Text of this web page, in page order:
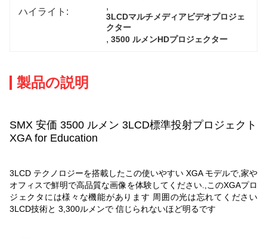
ハイライト: ,
3LCDマルチメディアビデオプロジェ
クター
, 3500 ルメンHDプロジェクター
製品の説明
SMX 安価 3500 ルメン 3LCD標準投射プロジェクト
XGA for Education
3LCD テクノロジーを搭載したこの使いやすい XGA モデルで,家や
オフィスで鮮明で高品質な画像を体験してください.,このXGAプロ
ジェクタには様々な機能があります 周囲の光は忘れてください
3LCD技術と 3,300ルメンで 信じられないほど明るです